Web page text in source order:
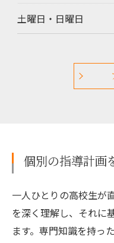
土曜日・日曜日
個別の指導計画
一人ひとりの高校生が
を深く理解し、それに
ます。専門知識を持っ